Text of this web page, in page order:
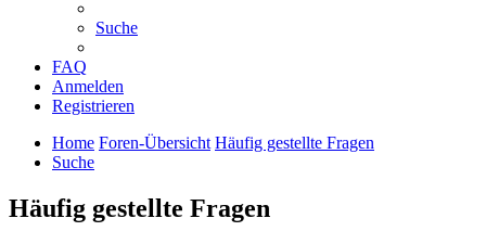
Suche
FAQ
Anmelden
Registrieren
Home Foren-Übersicht Häufig gestellte Fragen
Suche
Häufig gestellte Fragen